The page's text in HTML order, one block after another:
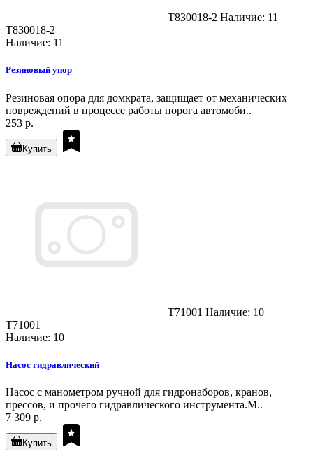
T830018-2 Наличие: 11
T830018-2
Наличие: 11
Резиновый упор
Резиновая опора для домкрата, защищает от механических
повреждений в процессе работы порога автомоби..
253 р.
Купить
T71001 Наличие: 10
T71001
Наличие: 10
Насос гидравлический
Насос с манометром ручной для гидронаборов, кранов,
прессов, и прочего гидравлического инструмента.М..
7 309 р.
Купить